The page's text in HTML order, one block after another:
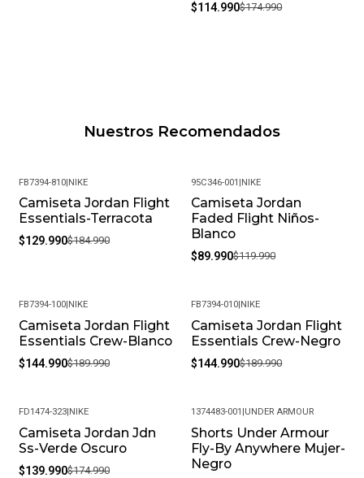
$114.990$174.990
Nuestros Recomendados
-30%
FB7394-810|NIKE
Camiseta Jordan Flight
Essentials-Terracota
$129.990$184.990
-25%
95C346-001 |NIKE
Camiseta Jordan
Faded Flight Niños-
Blanco
$89.990$119.990
-24%
FB7394-100| NIKE
Camiseta Jordan Flight
Essentials Crew-Blanco
$144.990$189.990
-24%
FB7394-010 NIKE
Camiseta Jordan Flight
Essentials Crew-Negro
$144.990$189.990
-20%
FD1474-323| NIKE
Camiseta Jordan Jdn
Ss-Verde Oscuro
$139.990$174.990
-23%
1374483-001 UNDER ARMOUR
Shorts Under Armour
Fly-By Anywhere Mujer-
Negro